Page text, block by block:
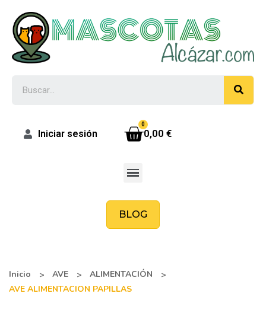
Iniciar sesión 0,00 €
BLOG
Inicio AVE
ALIMENTACIÓN
AVE ALIMENTACION PAPILLAS